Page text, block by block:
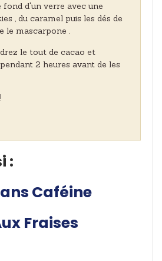
fond d'un verre avec une
, du caramel puis les dés de
le mascarpone .
le tout de cacao et
2 heures avant de les
:
Caféine
Fraises